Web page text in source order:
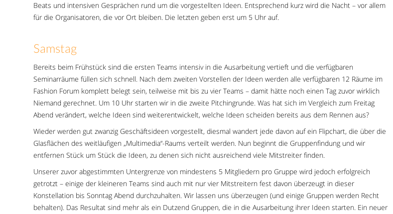
Beats und intensiven Gesprächen rund um die vorgestellten Ideen. Entsprechend kurz wird die Nacht – vor allem
für die Organisatoren, die vor Ort bleiben. Die letzten geben erst um 5 Uhr auf.
Samstag
Bereits beim Frühstück sind die ersten Teams intensiv in die Ausarbeitung vertieft und die verfügbaren
Seminarräume füllen sich schnell. Nach dem zweiten Vorstellen der Ideen werden alle verfügbaren 12 Räume im
Fashion Forum komplett belegt sein, teilweise mit bis zu vier Teams – damit hätte noch einen Tag zuvor wirklich
Niemand gerechnet. Um 10 Uhr starten wir in die zweite Pitchingrunde. Was hat sich im Vergleich zum Freitag
Abend verändert, welche Ideen sind weiterentwickelt, welche Ideen scheiden bereits aus dem Rennen aus?
Wieder werden gut zwanzig Geschäftsideen vorgestellt, diesmal wandert jede davon auf ein Flipchart, die über die
Glasflächen des weitläufigen „Multimedia“-Raums verteilt werden. Nun beginnt die Gruppenfindung und wir
entfernen Stück um Stück die Ideen, zu denen sich nicht ausreichend viele Mitstreiter finden.
Unserer zuvor abgestimmten Untergrenze von mindestens 5 Mitgliedern pro Gruppe wird jedoch erfolgreich
getrotzt – einige der kleineren Teams sind auch mit nur vier Mitstreitern fest davon überzeugt in dieser
Konstellation bis Sonntag Abend durchzuhalten. Wir lassen uns überzeugen (und einige Gruppen werden Recht
behalten). Das Resultat sind mehr als ein Dutzend Gruppen, die in die Ausarbeitung ihrer Ideen starten. Ein neuer